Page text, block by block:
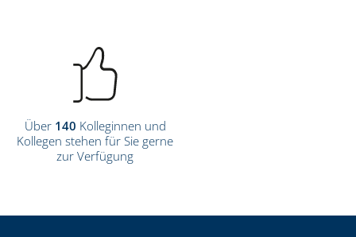
Über140 Kolleginnen und
Kollegen stehen für Sie gerne
zur Verfügung